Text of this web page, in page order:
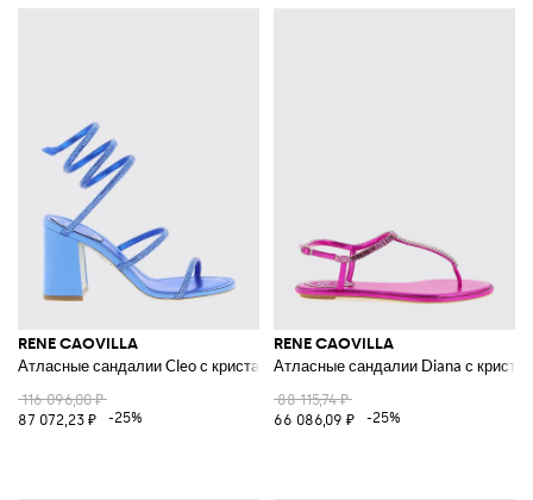
RENE CAOVILLA
Атласные сандалии Cleo с кристаллами
116 096,00 ₽
87 072,23 ₽
-25%
RENE CAOVILLA
Атласные сандалии Diana с
88 115,74 ₽
66 086,09 ₽
-25%